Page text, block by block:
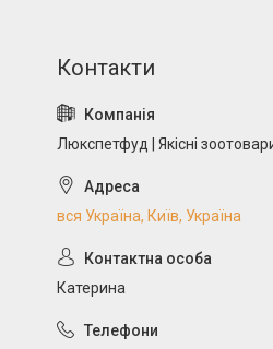
Люкспетфуд | Якісні
вся Україна, Київ, Україна
Катерина